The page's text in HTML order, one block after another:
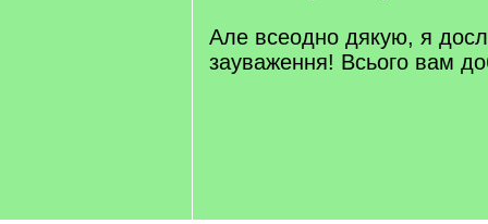
Але всеодно дякую, я
зауваження! Всього вам